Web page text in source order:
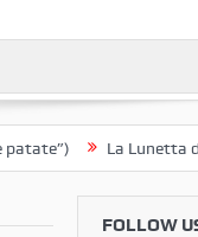
La Lunetta di
FOLLOW